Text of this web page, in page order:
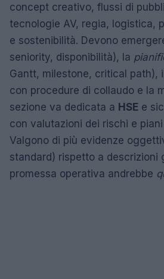
concept creativo, flussi di
tecnologie AV, regia, logistica,
e sostenibilità. Devono
seniority, disponibilità), la
Gantt, milestone, critical path),
con procedure di collaudo e la
sezione va dedicata a HSE e
con valutazioni dei rischi e
Valgono di più evidenze
standard) rispetto a descrizioni
promessa operativa andrebbe